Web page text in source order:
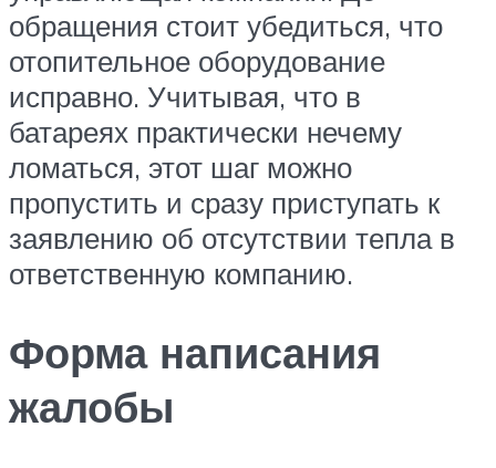
обращения стоит убедиться, что
отопительное оборудование
исправно. Учитывая, что в
батареях практически нечему
ломаться, этот шаг можно
пропустить и сразу приступать к
заявлению об отсутствии тепла в
ответственную компанию.
Форма написания
жалобы